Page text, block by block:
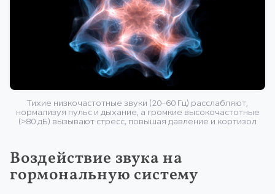
Тихие низкочастотные звуки (20–60 Гц) расслабляют,
нормализуя пульс и дыхание, а громкие высокочастотные
(>80 дБ) вызывают стресс, повышая давление и кортизол
Воздействие звука на
гормональную систему